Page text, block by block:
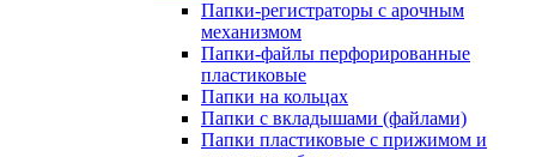
Папки-регистраторы с арочным
механизмом
Папки-файлы перфорированные
пластиковые
Папки на кольцах
Папки с вкладышами (файлами)
Папки пластиковые с прижимом и